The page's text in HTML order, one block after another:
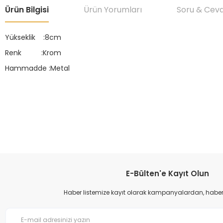
Ürün Bilgisi Ürün Yorumları Soru &
Yükseklik :8cm
Renk :Krom
Hammadde :Metal
Bu ürünün fiyat bilgisi, resim, ürün açıklamalarında ve diğer
Bu ürüne benzer farklı alternatifler olmalı.
E-Bülten'e Kayıt Olun
Haber listemize kayıt olarak kampanyalardan,